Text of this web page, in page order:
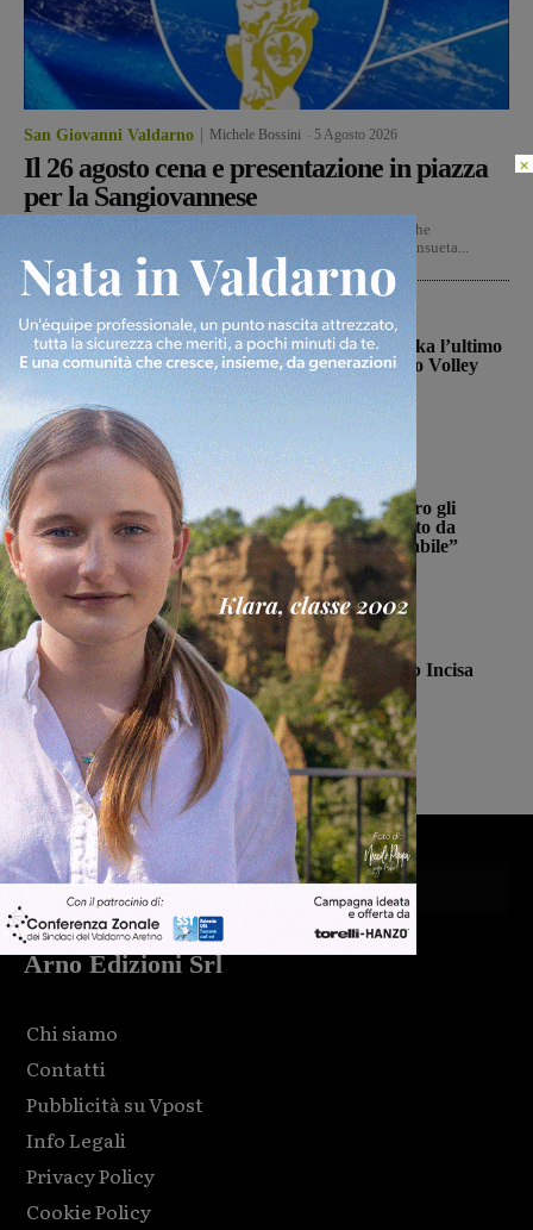
San Giovanni Valdarno Michele Bossini 5 Agosto 2026
Il 26 agosto cena e presentazione in piazza
per la Sangiovannese
Mercoledì 26 agosto alle ore 20 si terrà la tradizionale cena che
accompagnerà la presentazione della Sangiovannese nella consueta...
Figline Incisa Valdarno
La schiacciatrice Kalina Pylinska l’ultimo
tassello della Passione Valdarno Volley
Michele Bossini 5 Agosto 2026
Cronaca
Ennesimo atto di violenza contro gli
animali: a Montalto gatto colpito da
pallini. Enpa: “Atto ingiustificabile”
Monica Campani - 5 Agosto 2026
Calcio
Con Stefano Sottili l’Ideal Club Incisa
chiude la campagna acquisti
Michele Bossini - 5 Agosto 2026
Arno Edizioni Srl
Chi siamo
Contatti
Pubblicità su Vpost
Info Legali
Privacy Policy
Cookie Policy
×